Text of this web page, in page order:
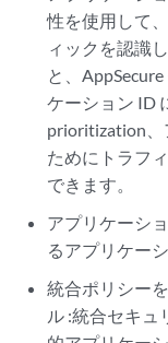
性を使用して
ィックを認識
と、
ケーション ID
prioritization、
ためにトラフ
できます。
アプリケーシ
るアプリケー
統合ポリシー
ル :統合セキュ